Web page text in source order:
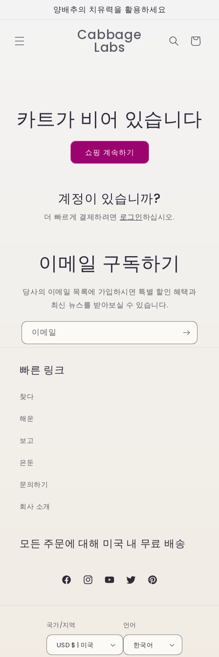
양배추의 치유력을 활용하세요
Cabbage
Labs
트
카트가 비어 있습니다
쇼핑 계속하기
계정이 있습니까?
더 빠르게 결제하려면 로그인하십시오.
이메일 구독하기
당사의 이메일 목록에 가입하시면 특별 할인 혜택과
최신 뉴스를 받아보실 수 있습니다.
이메일
빠른 링크
찾다
해운
보고
은둔
문의하기
회사 소개
모든 주문에 대해 미국 내 무료 배송
FacebookInstagramYouTubeTwitterPinterest
국가/지역
USD $ | 미국
언어
한국어